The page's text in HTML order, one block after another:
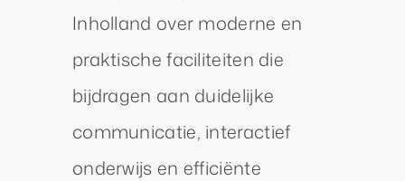
Inholland over moderne en
praktische faciliteiten die
bijdragen aan duidelijke
communicatie, interactief
onderwijs en efficiënte